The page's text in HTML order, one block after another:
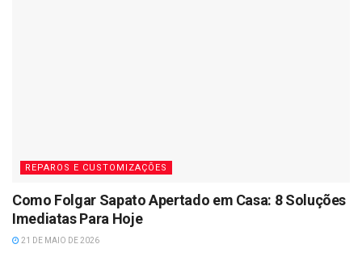
REPAROS E CUSTOMIZAÇÕES
Como Folgar Sapato Apertado em Casa: 8 Soluções
Imediatas Para Hoje
21 DE MAIO DE 2026